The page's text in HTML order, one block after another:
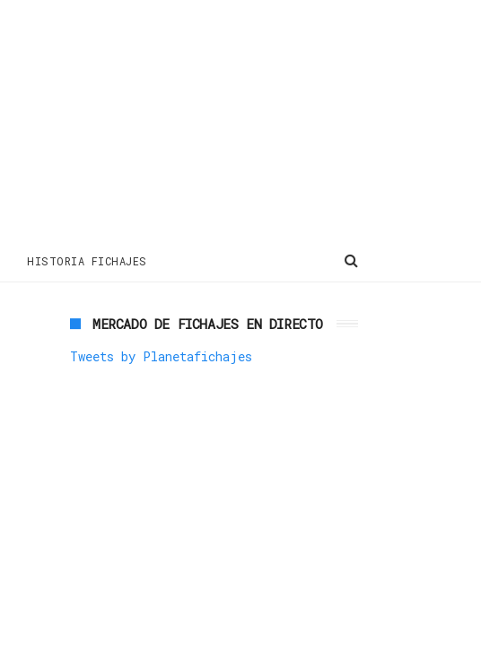
HISTORIA FICHAJES
MERCADO DE FICHAJES EN DIRECTO
Tweets by Planetafichajes